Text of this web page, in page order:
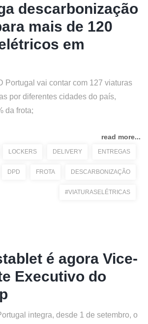
descarbonização
mais de 120
em
Portugal vai contar com 127 viaturas
por diferentes cidades do país,
da frota;
read more...
LOCKERS DELIVERY ENTREGAS
DPD FROTA DESCARBONIZAÇÃO
#VIATURASELÉTRICAS
é agora Vice-
Executivo do
integra, desde 1 de setembro, o